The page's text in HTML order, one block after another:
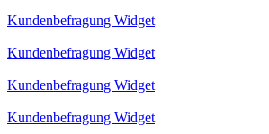
Kundenbefragung Widget
Kundenbefragung Widget
Kundenbefragung Widget
Kundenbefragung Widget